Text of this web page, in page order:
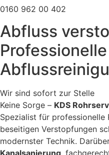
0160 962 00 402
Abfluss
Professionelle
Wir sind sofort zur Stelle
Keine Sorge – KDS
Spezialist für professionelle
beseitigen Verstopfungen
modernster Technik.